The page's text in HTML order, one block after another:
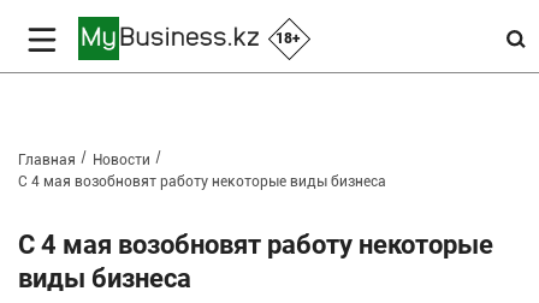
18+
Главная
Новости
С 4 мая возобновят работу некоторые виды бизнеса
С 4 мая возобновят работу некоторые
виды бизнеса